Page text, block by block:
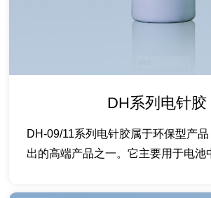
DH系列电针胶
DH-09/11系列电针胶属于环保型产
出的高端产品之一。它主要用于电池